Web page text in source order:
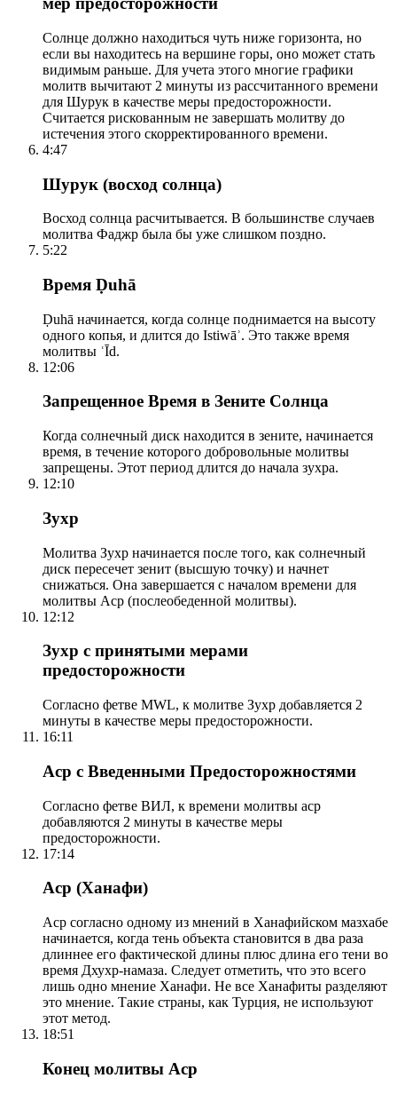
Солнце должно находиться чуть ниже горизонта, но
если вы находитесь на вершине горы, оно может стать
видимым раньше. Для учета этого многие графики
молитв вычитают 2 минуты из рассчитанного времени
для Шурук в качестве меры предосторожности.
Считается рискованным не завершать молитву до
истечения этого скорректированного времени.
4:47
Шурук (восход солнца)
Восход солнца расчитывается. В большинстве случаев
молитва Фаджр была бы уже слишком поздно.
5:22
Время Ḍuhā
Ḍuhā начинается, когда солнце поднимается на высоту
одного копья, и длится до Istiwāʾ. Это также время
молитвы ʿĪd.
12:06
Запрещенное Время в Зените Солнца
Когда солнечный диск находится в зените, начинается
время, в течение которого добровольные молитвы
запрещены. Этот период длится до начала зухра.
12:10
Зухр
Молитва Зухр начинается после того, как солнечный
диск пересечет зенит (высшую точку) и начнет
снижаться. Она завершается с началом времени для
молитвы Аср (послеобеденной молитвы).
12:12
Зухр с принятыми мерами
предосторожности
Согласно фетве MWL, к молитве Зухр добавляется 2
минуты в качестве меры предосторожности.
16:11
Аср с Введенными Предосторожностями
Согласно фетве ВИЛ, к времени молитвы аср
добавляются 2 минуты в качестве меры
предосторожности.
17:14
Аср (Ханафи)
Аср согласно одному из мнений в Ханафийском мазхабе
начинается, когда тень объекта становится в два раза
длиннее его фактической длины плюс длина его тени во
время Дхухр-намаза. Следует отметить, что это всего
лишь одно мнение Ханафи. Не все Ханафиты разделяют
это мнение. Такие страны, как Турция, не используют
этот метод.
18:51
Конец молитвы Аср